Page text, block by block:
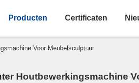
Producten Certificaten
Voor Meubelsculptuur
Houtbewerkingsmachine